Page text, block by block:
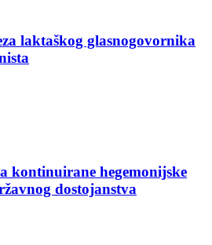
laktaškog glasnogovornika
kontinuirane hegemonijske
dostojanstva